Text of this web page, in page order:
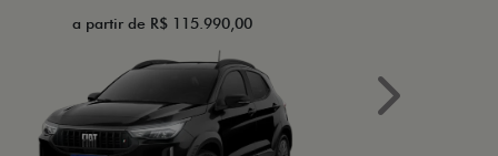
a partir de R$ 115.990,00
Next